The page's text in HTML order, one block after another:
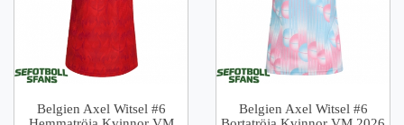
Belgien Axel Witsel #6
Belgien Axel Witsel #6